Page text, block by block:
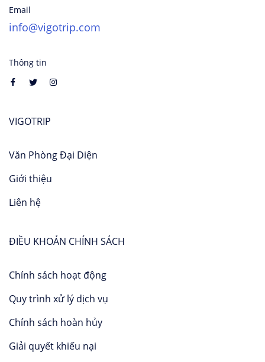
Email
info@vigotrip.com
Thông tin
VIGOTRIP
Văn Phòng Đại Diện
Giới thiệu
Liên hệ
ĐIỀU KHOẢN CHÍNH SÁCH
Chính sách hoạt động
Quy trình xử lý dịch vụ
Chính sách hoàn hủy
Giải quyết khiếu nại